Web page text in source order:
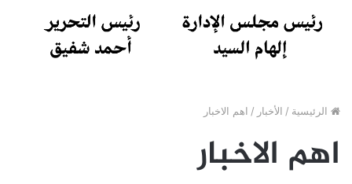
الرئيسية / الأخبار / اهم الاخبار
اهم الاخبار